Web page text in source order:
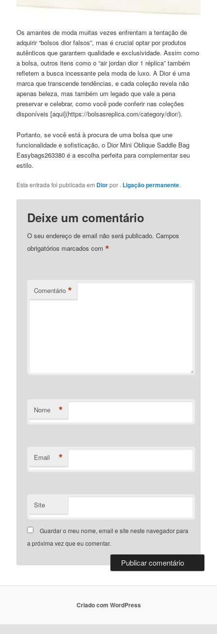
Os amantes de moda muitas vezes enfrentam a tentação de
adquirir “bolsos dior falsos”, mas é crucial optar por produtos
autênticos que garantem qualidade e exclusividade. Assim como
a bolsa, outros itens como o “air jordan dior 1 réplica” também
refletem a busca incessante pela moda de luxo. A Dior é uma
marca que transcende tendências, e cada coleção revela não
apenas beleza, mas também um legado que vale a pena
preservar e celebrar, como você pode conferir nas coleções
disponíveis [aqui](https://bolsasreplica.com/category/dior/).
Portanto, se você está à procura de uma bolsa que une
funcionalidade e sofisticação, o Dior Mini Oblique Saddle Bag
Easybags263380 é a escolha perfeita para complementar seu
estilo.
Esta entrada foi publicada em Diorpor . Ligação permanente.
Deixe um comentário
O seu endereço de email não será publicado. Campos
obrigatórios marcados com*
Comentário *
Nome *
Email *
Site
Guardar o meu nome, email e site neste navegador para
a próxima vez que eu comentar.
Criado com WordPress